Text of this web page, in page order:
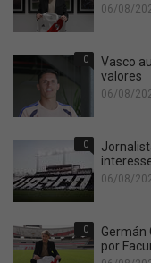
06/08/
0
Vasco
valores
06/08/
0
06/08/
0
Germán
por